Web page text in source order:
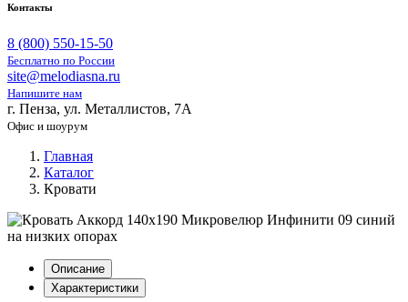
Контакты
8 (800) 550-15-50
Бесплатно по России
site@melodiasna.ru
Напишите нам
г. Пенза, ул. Металлистов, 7А
Офис и шоурум
Главная
Каталог
Кровати
Описание
Характеристики